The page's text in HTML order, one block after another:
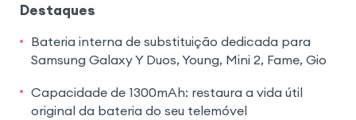
Destaques
Bateria interna de substituição dedicada para
Samsung Galaxy Y Duos, Young, Mini 2, Fame, Gio
Capacidade de 1300mAh: restaura a vida útil
original da bateria do seu telemóvel